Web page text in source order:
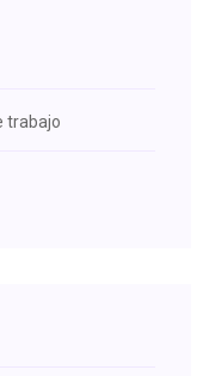
trabajo